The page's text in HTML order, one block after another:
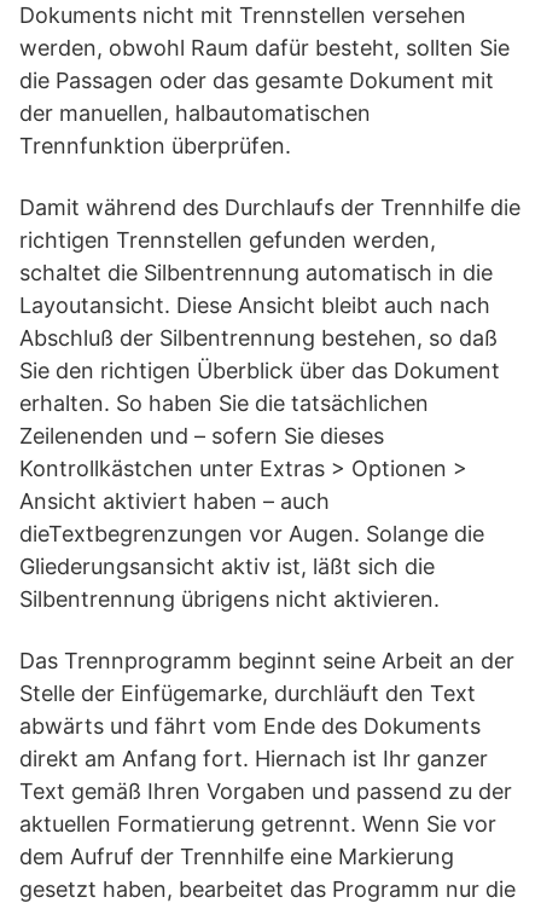
Dokuments nicht mit Trennstellen versehen
werden, obwohl Raum dafür besteht, sollten Sie
die Passagen oder das gesamte Dokument mit
der manuellen, halbautomatischen
Trennfunktion überprüfen.
Damit während des Durchlaufs der Trennhilfe die
richtigen Trennstellen gefunden werden,
schaltet die Silbentrennung automatisch in die
Layoutansicht. Diese Ansicht bleibt auch nach
Abschluß der Silbentrennung bestehen, so daß
Sie den richtigen Überblick über das Dokument
erhalten. So haben Sie die tatsächlichen
Zeilenenden und – sofern Sie dieses
Kontrollkästchen unter Extras > Optionen >
Ansicht aktiviert haben – auch
dieTextbegrenzungen vor Augen. Solange die
Gliederungsansicht aktiv ist, läßt sich die
Silbentrennung übrigens nicht aktivieren.
Das Trennprogramm beginnt seine Arbeit an der
Stelle der Einfügemarke, durchläuft den Text
abwärts und fährt vom Ende des Dokuments
direkt am Anfang fort. Hiernach ist Ihr ganzer
Text gemäß Ihren Vorgaben und passend zu der
aktuellen Formatierung getrennt. Wenn Sie vor
dem Aufruf der Trennhilfe eine Markierung
gesetzt haben, bearbeitet das Programm nur die